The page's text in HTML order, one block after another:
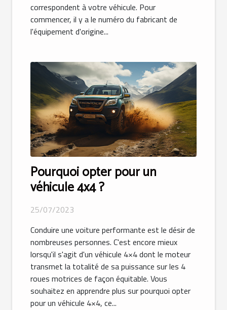
correspondent à votre véhicule. Pour
commencer, il y a le numéro du fabricant de
l'équipement d'origine...
Pourquoi opter pour un
véhicule 4x4 ?
25/07/2023
Conduire une voiture performante est le désir de
nombreuses personnes. C'est encore mieux
lorsqu'il s'agit d'un véhicule 4×4 dont le moteur
transmet la totalité de sa puissance sur les 4
roues motrices de façon équitable. Vous
souhaitez en apprendre plus sur pourquoi opter
pour un véhicule 4×4, ce...